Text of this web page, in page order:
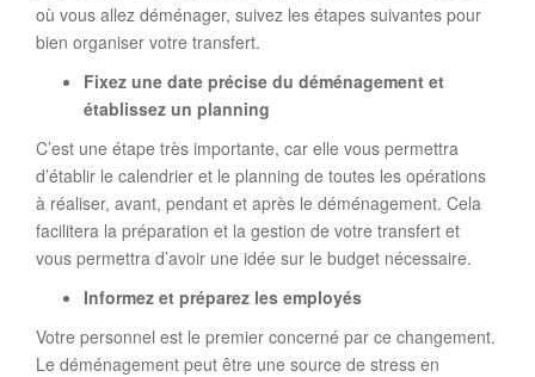
où vous allez déménager, suivez les étapes suivantes pour
bien organiser votre transfert.
Fixez une date précise du déménagement et
établissez un planning
C’est une étape très importante, car elle vous permettra
d’établir le calendrier et le planning de toutes les opérations
à réaliser, avant, pendant et après le déménagement. Cela
facilitera la préparation et la gestion de votre transfert et
vous permettra d’avoir une idée sur le budget nécessaire.
Informez et préparez les employés
Votre personnel est le premier concerné par ce changement.
Le déménagement peut être une source de stress en